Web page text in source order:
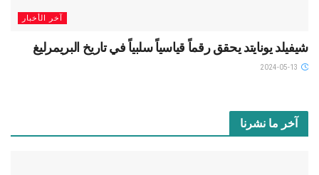
آخر الأخبار
شيفيلد يونايتد يحقق رقماً قياسياً سلبياً في تاريخ البريمرليغ
آخر ما نشرنا